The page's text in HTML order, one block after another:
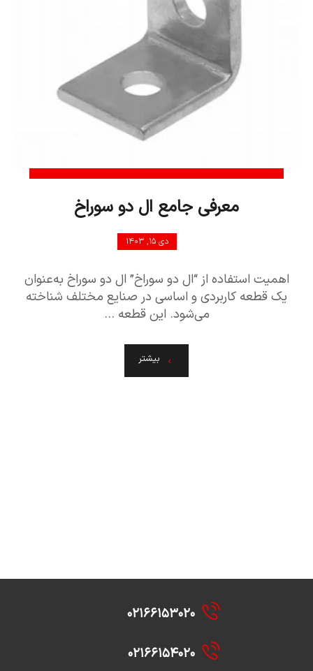
معرفی جامع ال دو سوراخ
دی ۱۵, ۱۴۰۳
اهمیت استفاده از “ال دو سوراخ” ال دو سوراخ به‌عنوان
یک قطعه کاربردی و اساسی در صنایع مختلف شناخته
می‌شود. این قطعه ...
بیشتر
۰۲۱۶۶۱۵۳۰۲۰
۰۲۱۶۶۱۵۴۰۲۰